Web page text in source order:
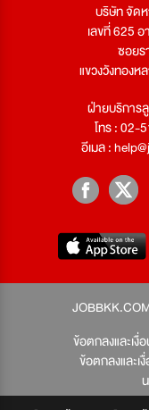
บริษัท จัด
เลขที่ 625
ซอยร
แขวงวังทองห
ฝ่ายบริการ
โทร : 02-
อีเมล :
ข้อตกลงและเงื่
ข้อตกลงและเ